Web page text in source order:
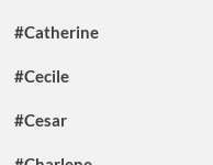
#Catherine
#Cecile
#Cesar